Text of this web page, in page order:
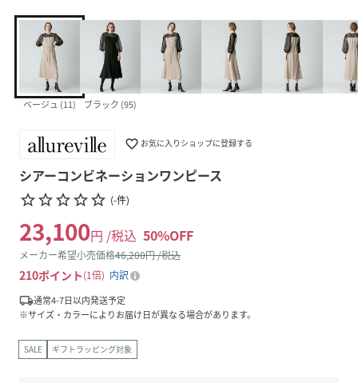
ベージュ (11) ブラック (95)
favorite_border お気に入りショップに登録する
シアーコンビネーションワンピース
star_borderstar_borderstar_borderstar_borderstar_border (-件)
23,100円 /税込 50%OFF
メーカー希望小売価格46,200円 /税込
210ポイント 1倍
内訳
local_shipping通常4-7日以内発送予定
※サイズ・カラーによりお届け日が異なる場合があります。
SALE ギフトラッピング対象